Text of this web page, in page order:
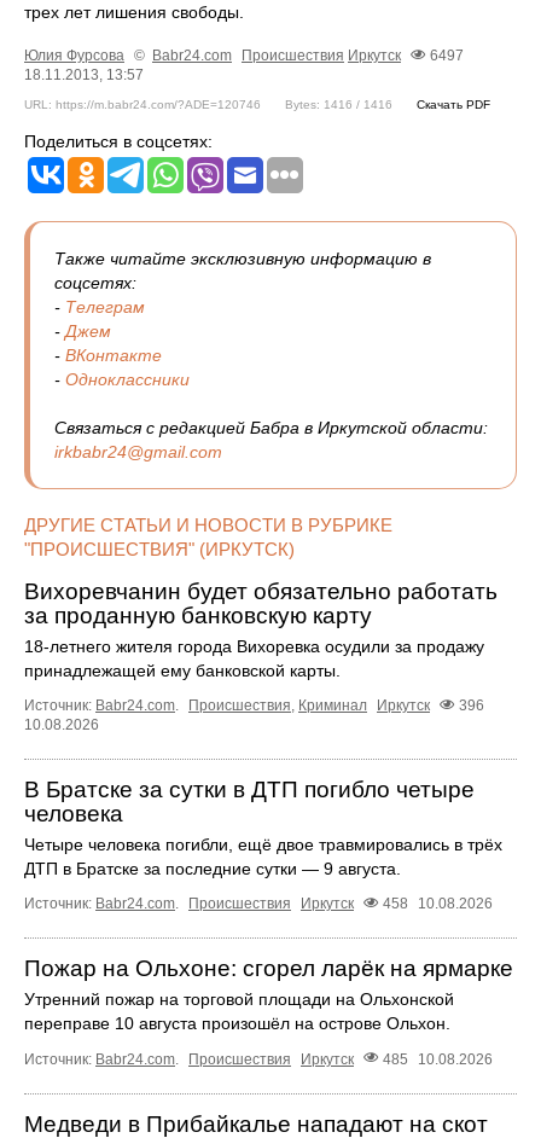
трех лет лишения свободы.
Юлия Фурсова © Babr24.com Происшествия Иркутск
6497
18.11.2013, 13:57
URL: https://m.babr24.com/?ADE=120746 Bytes: 1416 / 1416 Скачать PDF
Поделиться в соцсетях:
Также читайте эксклюзивную информацию в
соцсетях:
- Телеграм
-Джем
- ВКонтакте
- Одноклассники
Связаться с редакцией Бабра в Иркутской области:
irkbabr24@gmail.com
ДРУГИЕ СТАТЬИ И НОВОСТИ В РУБРИКЕ
"ПРОИСШЕСТВИЯ" (ИРКУТСК)
Вихоревчанин будет обязательно работать
за проданную банковскую карту
18‑летнего жителя города Вихоревка осудили за продажу
принадлежащей ему банковской карты.
Источник: Babr24.com. Происшествия, Криминал Иркутск
396
10.08.2026
В Братске за сутки в ДТП погибло четыре
человека
Четыре человека погибли, ещё двое травмировались в трёх
ДТП в Братске за последние сутки — 9 августа.
Источник: Babr24.com. Происшествия Иркутск 458 10.08.2026
Пожар на Ольхоне: сгорел ларёк на ярмарке
Утренний пожар на торговой площади на Ольхонской
переправе 10 августа произошёл на острове Ольхон.
Источник: Babr24.com Происшествия Иркутск 485 10.08.2026
Медведи в Прибайкалье нападают на скот